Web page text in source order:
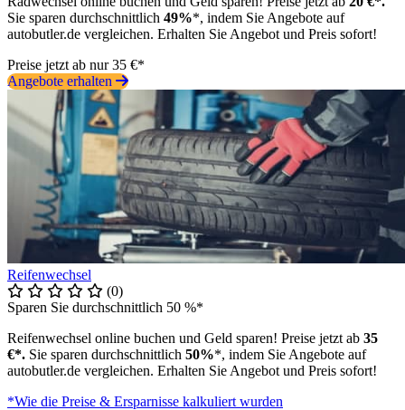
Sie sparen durchschnittlich 49%*, indem Sie Angebote auf
autobutler.de vergleichen. Erhalten Sie Angebot und Preis sofort!
Preise jetzt ab nur 35 €*
Angebote erhalten
Reifenwechsel
(0)
Sparen Sie durchschnittlich 50 %*
Reifenwechsel online buchen und Geld sparen! Preise jetzt ab 35
€*. Sie sparen durchschnittlich 50%*, indem Sie Angebote auf
autobutler.de vergleichen. Erhalten Sie Angebot und Preis sofort!
*Wie die Preise & Ersparnisse kalkuliert wurden